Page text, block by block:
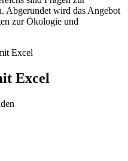
Abgerundet wird das Angebot
zur Ökologie und
Excel
Excel